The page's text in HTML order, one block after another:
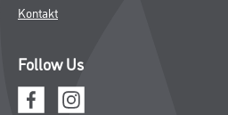
Kontakt
Follow Us